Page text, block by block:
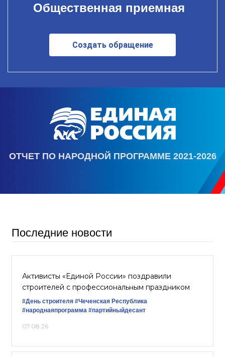
Общественная приемная
Создать обращение
ОТЧЕТ ПО НАРОДНОЙ ПРОГРАММЕ 2021-2026
Последние новости
Активисты «Единой России» поздравили
строителей с профессиональным праздником
#День строителя #Чеченская Республика
#народнаяпрограмма #партийныйдесант
07.08.26